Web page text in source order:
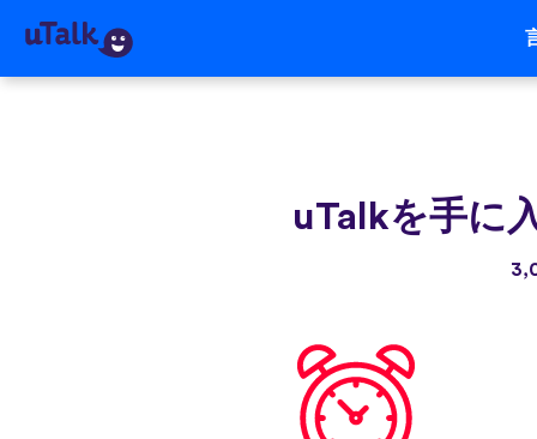
uTalkを手に